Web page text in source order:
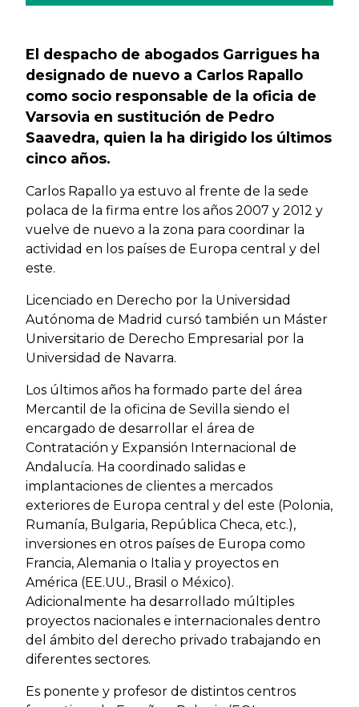
El despacho de abogados Garrigues ha
designado de nuevo a Carlos Rapallo
como socio responsable de la oficia de
Varsovia en sustitución de Pedro
Saavedra, quien la ha dirigido los últimos
cinco años.
Carlos Rapallo ya estuvo al frente de la sede
polaca de la firma entre los años 2007 y 2012 y
vuelve de nuevo a la zona para coordinar la
actividad en los países de Europa central y del
este.
Licenciado en Derecho por la Universidad
Autónoma de Madrid cursó también un Máster
Universitario de Derecho Empresarial por la
Universidad de Navarra.
Los últimos años ha formado parte del área
Mercantil de la oficina de Sevilla siendo el
encargado de desarrollar el área de
Contratación y Expansión Internacional de
Andalucía. Ha coordinado salidas e
implantaciones de clientes a mercados
exteriores de Europa central y del este (Polonia,
Rumanía, Bulgaria, República Checa, etc.),
inversiones en otros países de Europa como
Francia, Alemania o Italia y proyectos en
América (EE.UU., Brasil o México).
Adicionalmente ha desarrollado múltiples
proyectos nacionales e internacionales dentro
del ámbito del derecho privado trabajando en
diferentes sectores.
Es ponente y profesor de distintos centros